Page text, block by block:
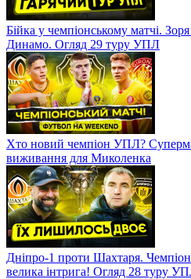
Бійка у чемпіонському матчі.
Динамо. Огляд 29 туру УПЛ
Хто новий чемпіон УПЛ?
виживання для Миколенка
Дніпро-1 проти Шахтаря. Чемпіон
велика інтрига! Огляд 28 туру